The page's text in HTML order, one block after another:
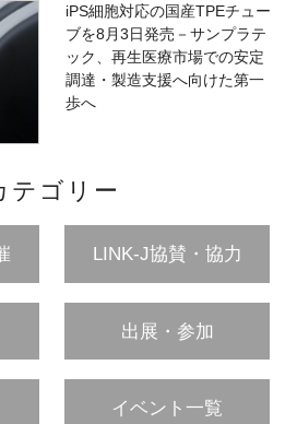
iPS細胞対応の国産TPEチュー
ブを8月3日発売－サンプラテ
ック、再生医療市場での安定
調達・製造支援へ向けた第一
歩へ
テゴリー
LINK-J協賛・協力
出展・参加
イベント一覧